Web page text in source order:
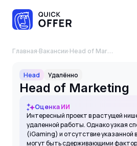
Главная·Вакансии· Head of Marketing
Head Удалённо
Head of Marketing
Оценка ИИ
Интересный проект в растущей
удаленной работы. Однако узкая
(iGaming) и отсутствие указанной
могут быть сдерживающими